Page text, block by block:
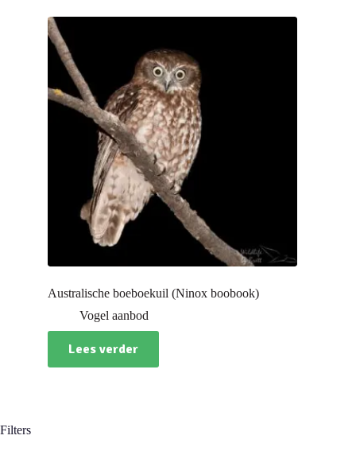
Australische boeboekuil (Ninox boobook)
Vogel aanbod
Lees verder
Filters